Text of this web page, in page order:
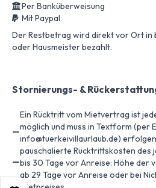
Per Banküberweisung
Mit Paypal
Der Restbetrag wird direkt vor Ort in
oder Hausmeister bezahlt.
Stornierungs- &
Ein Rücktritt vom Mietvertrag ist
möglich und muss in Textform (per
info@tuerkeivillaurlaub.de)
pauschalierte Rücktrittskosten des
bis 30 Tage vor Anreise: Höhe der
ab 29 Tage vor Anreise oder bei